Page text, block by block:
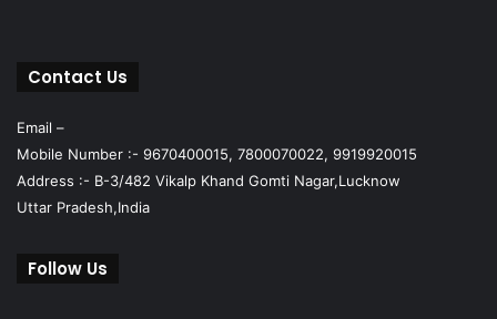
Contact Us
Email –
Mobile Number :- 9670400015, 7800070022, 9919920015
Address :- B-3/482 Vikalp Khand Gomti Nagar,Lucknow
Uttar Pradesh,India
Follow Us